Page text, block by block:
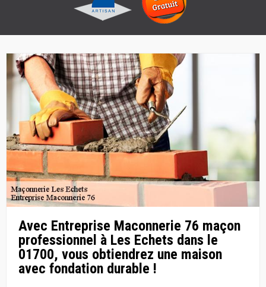
Avec Entreprise Maconnerie 76 maçon
professionnel à Les Echets dans le
01700, vous obtiendrez une maison
avec fondation durable !